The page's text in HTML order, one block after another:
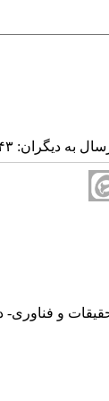
دیگران: ۲۴۳ بار |